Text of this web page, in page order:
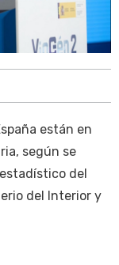
están en
según se
del
del Interior y